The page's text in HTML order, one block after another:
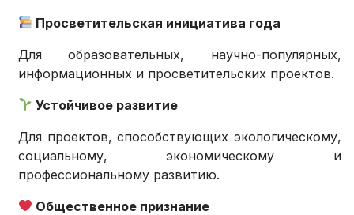
Просветительская инициатива года
Для образовательных, научно-популярных,
информационных и просветительских проектов.
Устойчивое развитие
Для проектов, способствующих экологическому,
социальному, экономическому и
профессиональному развитию.
Общественное признание